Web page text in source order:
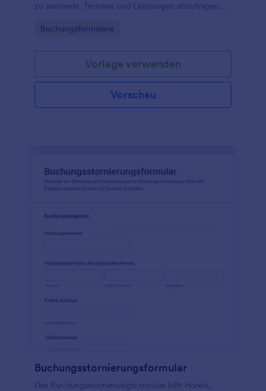
zu sammeln, Termine und Leistungen abzufragen
Rückmeldung übersichtlich zu verwalten.
Go to Category:
Buchungsformulare
Vorlage verwenden
Vorschau
Buchungsstornierungsformular
Das Buchungsstornierungsformular hilft Hotels,